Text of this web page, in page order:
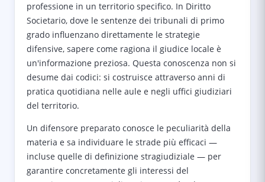
professione in un territorio specifico. In Diritto
Societario, dove le sentenze dei tribunali di primo
grado influenzano direttamente le strategie
difensive, sapere come ragiona il giudice locale è
un'informazione preziosa. Questa conoscenza non si
desume dai codici: si costruisce attraverso anni di
pratica quotidiana nelle aule e negli uffici giudiziari
del territorio.
Un difensore preparato conosce le peculiarità della
materia e sa individuare le strade più efficaci —
incluse quelle di definizione stragiudiziale — per
garantire concretamente gli interessi del